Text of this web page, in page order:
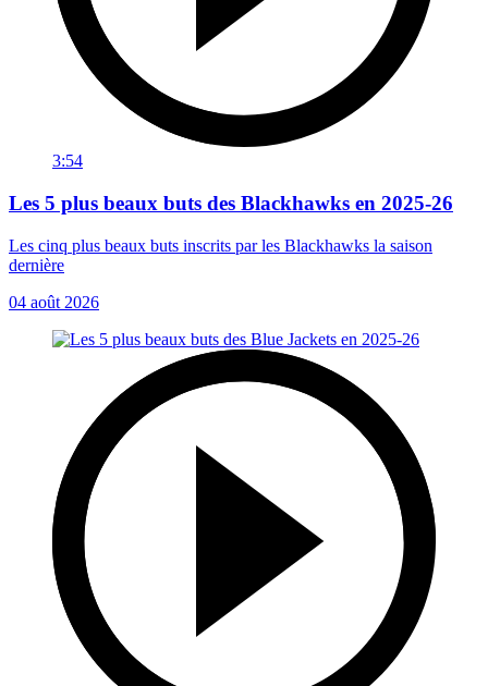
3:54
Les 5 plus beaux buts des Blackhawks en 2025-26
Les cinq plus beaux buts inscrits par les Blackhawks la saison
dernière
04 août 2026